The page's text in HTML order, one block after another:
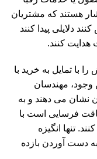
هستند که مشتریان
دلایلی پیدا کنند
کنند.
با تمایل به خرید با
وجود، مهندسان
نشان می دهند و به
فرسایی است با
تنها انگیزه
دست آوردن بازده